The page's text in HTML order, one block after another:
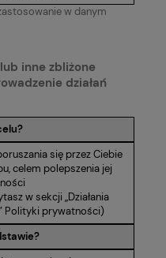
w danym
inne zbliżone
działań
się przez Ciebie
celem polepszenia jej
w sekcji „Działania
Polityki prywatności)